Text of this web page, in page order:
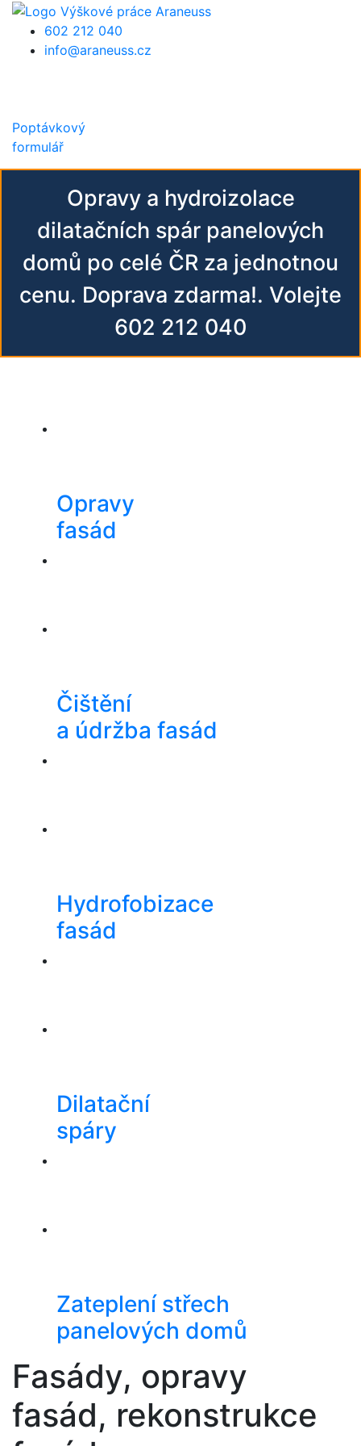
Přejít k hlavnímu obsahu
602 212 040
info@araneuss.cz
Poptávkový
formulář
Opravy a hydroizolace
dilatačních spár panelových
domů po celé ČR za jednotnou
cenu. Doprava zdarma!. Volejte
602 212 040
Opravy
fasád
Čištění
a údržba fasád
Hydrofobizace
fasád
Dilatační
spáry
Zateplení střech
panelových domů
Fasády, opravy
fasád, rekonstrukce